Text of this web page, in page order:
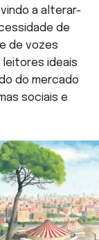
a alterar-
de
de vozes
leitores ideais
do mercado
sociais e